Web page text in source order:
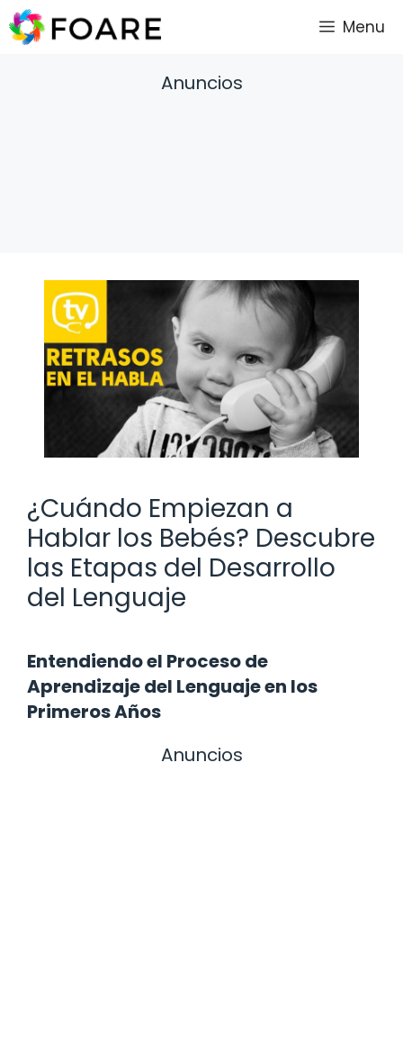
Saltar
al
Menu
Anuncios
¿Cuándo Empiezan a
Hablar los Bebés? Descubre
las Etapas del Desarrollo
del Lenguaje
Entendiendo el Proceso de
Aprendizaje del Lenguaje en los
Primeros Años
Anuncios